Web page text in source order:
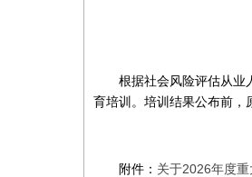
根据社会风险评估从业
育培训。培训结果公布前，
附件： 关于2026年度